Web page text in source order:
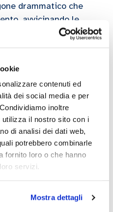
contenuti ed
dei social media e per
inoltre
il nostro sito con i
di analisi dei dati web,
potrebbero combinarle
fornito loro o che hanno
servizi.
Mostra dettagli
drammatico che
avvicinando le
del teatro e alla
now